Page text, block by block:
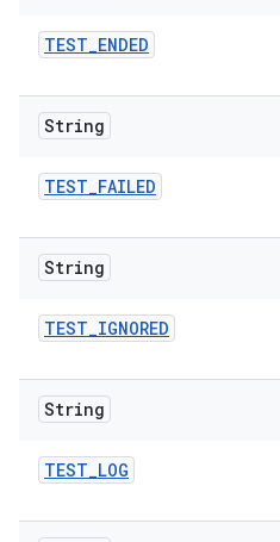
TEST_ENDED
String
TEST_FAILED
String
TEST_IGNORED
String
TEST_LOG